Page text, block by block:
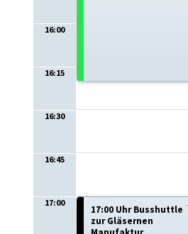
16:00
16:15
16:30
16:45
17:00
17:00 Uhr Busshuttle
zur Gläsernen